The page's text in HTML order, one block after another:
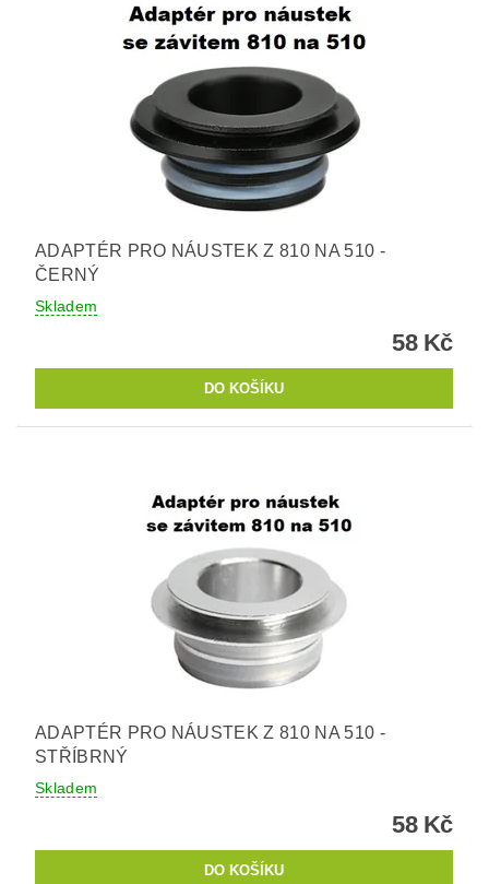
ADAPTÉR PRO NÁUSTEK Z 810 NA 510 -
ČERNÝ
Skladem
58 Kč
ADAPTÉR PRO NÁUSTEK Z 810 NA 510 -
STŘÍBRNÝ
Skladem
58 Kč